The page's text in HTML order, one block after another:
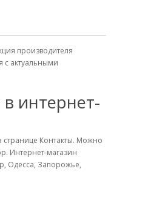
производителя
с актуальными
интернет-
Контакты. Можно
Интернет-магазин
Одесса, Запорожье,